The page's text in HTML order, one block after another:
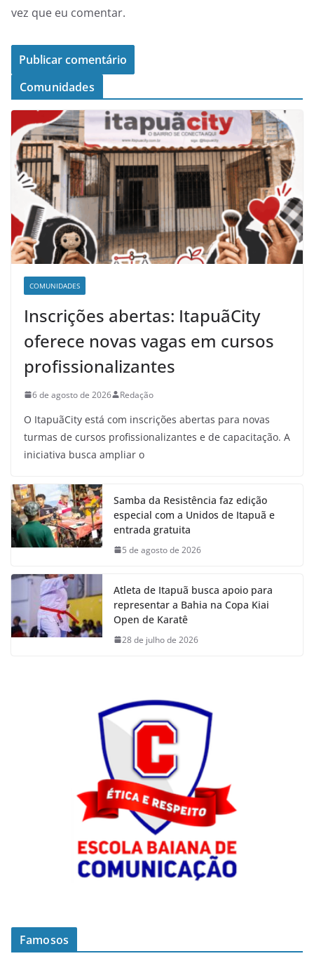
vez que eu comentar.
Comunidades
COMUNIDADES
Inscrições abertas: ItapuãCity
oferece novas vagas em cursos
profissionalizantes
6 de agosto de 2026 Redação
O ItapuãCity está com inscrições abertas para novas
turmas de cursos profissionalizantes e de capacitação. A
iniciativa busca ampliar o
Samba da Resistência faz edição
especial com a Unidos de Itapuã e
entrada gratuita
5 de agosto de 2026
Atleta de Itapuã busca apoio para
representar a Bahia na Copa Kiai
Open de Karatê
28 de julho de 2026
Famosos